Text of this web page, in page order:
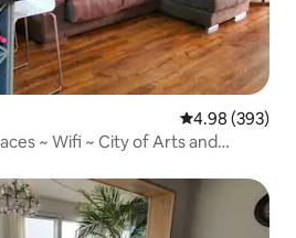
4.98 out of 5
4.98 (393)
~ Wifi ~ City of Arts and